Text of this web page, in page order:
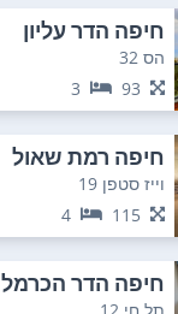
חיפה הדר עליון
הס 32
93
3
חיפה רמת שאול
וייז סטפן 19
115
4
חיפה הדר הכרמל